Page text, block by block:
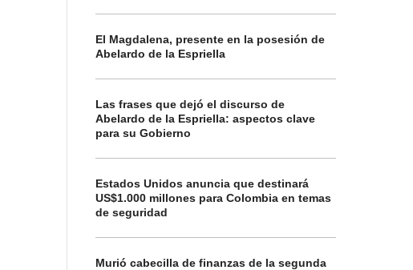
El Magdalena, presente en la posesión de
Abelardo de la Espriella
Las frases que dejó el discurso de
Abelardo de la Espriella: aspectos clave
para su Gobierno
Estados Unidos anuncia que destinará
US$1.000 millones para Colombia en temas
de seguridad
Murió cabecilla de finanzas de la segunda